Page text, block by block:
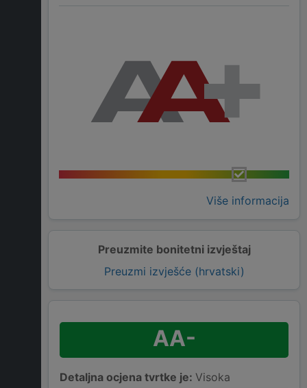
Više informacija
Preuzmite bonitetni izvještaj
Preuzmi izvješće (hrvatski)
AA-
Detaljna ocjena tvrtke je: Visoka